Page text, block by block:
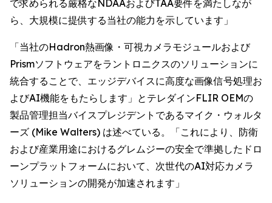
で求められる厳格なNDAAおよびTAA要件を満たしなが
ら、大規模に提供する当社の能力を示しています」
「当社のHadron熱画像・可視カメラモジュールおよび
Prismソフトウェアをラントロニクスのソリューションに
統合することで、エッジデバイスに高度な画像信号処理お
よびAI機能をもたらします」とテレダインFLIR OEMの
製品管理担当バイスプレジデントであるマイク・ウォルタ
ーズ (Mike Walters) は述べている。「これにより、防衛
および産業用途におけるグレムジーの安全で準拠したドロ
ーンプラットフォームにおいて、次世代のAI対応カメラ
ソリューションの開発が加速されます」